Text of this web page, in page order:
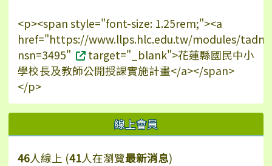
<p><span style="font-size: 1.25rem;"><a
href="https://www.llps.hlc.edu.tw/modules/
nsn=3495"
target="_blank">花蓮縣國民中小
學校長及教師公開授課實施計畫</a></span>
</p>
線上會員
46人線上 (41人在瀏覽最新消息)